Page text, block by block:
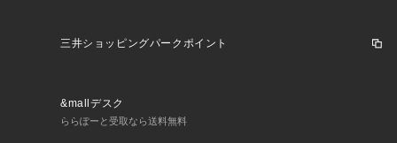
三井ショッピングパークポイント
&mallデスク
ららぽーと受取なら送料無料